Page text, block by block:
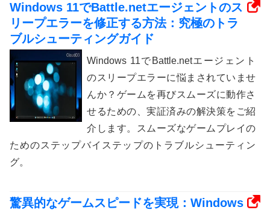
Windows 11でBattle.netエージェントのス
リープエラーを修正する方法：究極のトラ
ブルシューティングガイド
Windows 11でBattle.netエージェント
のスリープエラーに悩まされていませ
んか？ゲームを再びスムーズに動作さ
せるための、実証済みの解決策をご紹
介します。スムーズなゲームプレイの
ためのステップバイステップのトラブルシューティン
グ。
驚異的なゲームスピードを実現：Windows